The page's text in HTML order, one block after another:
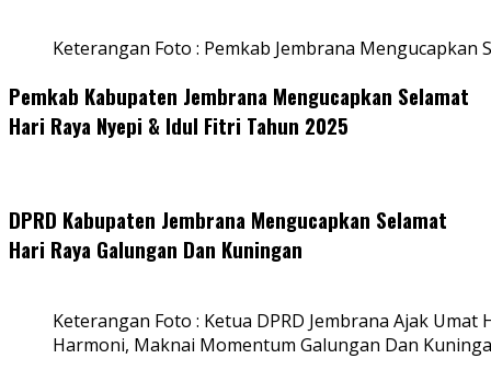
Keterangan Foto : Pemkab Jembrana Mengucapkan
Pemkab Kabupaten Jembrana Mengucapkan Selamat
Hari Raya Nyepi & Idul Fitri Tahun 2025
DPRD Kabupaten Jembrana Mengucapkan Selamat
Hari Raya Galungan Dan Kuningan
Keterangan Foto : Ketua DPRD Jembrana Ajak
Harmoni, Maknai Momentum Galungan Dan